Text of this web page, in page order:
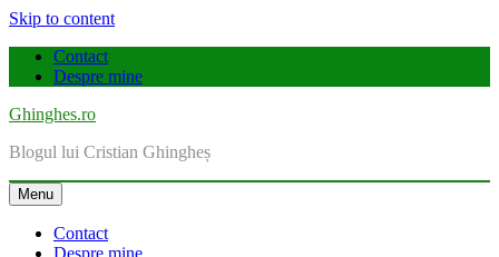
Skip to content
Contact
Despre mine
Ghinghes.ro
Blogul lui Cristian Ghingheș
Menu
Contact
Despre mine